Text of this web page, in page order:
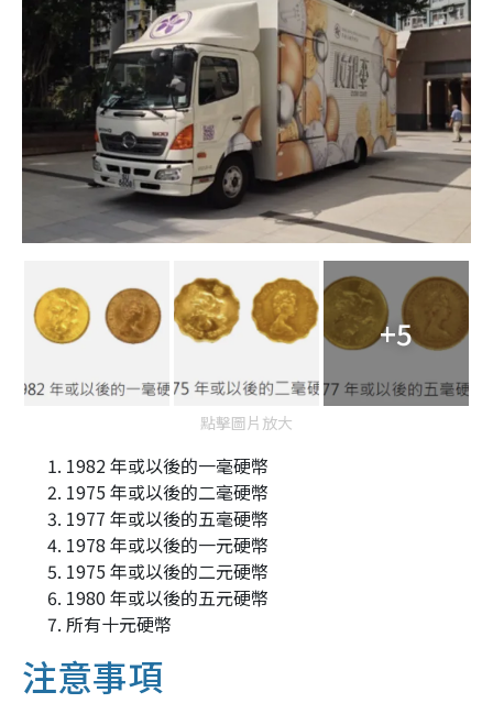
+5
點擊圖片放大
1982 年或以後的一毫硬幣
1975 年或以後的二毫硬幣
1977 年或以後的五毫硬幣
1978 年或以後的一元硬幣
1975 年或以後的二元硬幣
1980 年或以後的五元硬幣
所有十元硬幣
注意事項